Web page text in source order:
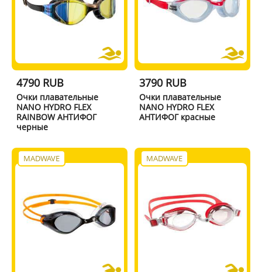
4790 RUB
Очки плавательные
NANO HYDRO FLEX
RAINBOW АНТИФОГ
черные
3790 RUB
Очки плавательные
NANO HYDRO FLEX
АНТИФОГ красные
MADWAVE MADWAVE